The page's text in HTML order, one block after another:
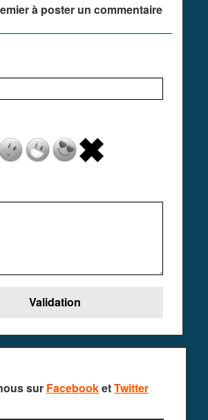
à poster un commentaire
sur FacebooketTwitter